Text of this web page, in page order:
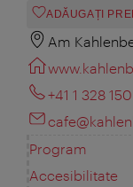
ADĂUGAȚI
Am
+41 1 328
Program
Accesibilitate